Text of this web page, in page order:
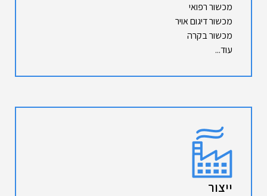
מכשור רפואי
מכשור דיגום אויר
מכשור בקרה
עוד...
ייצור